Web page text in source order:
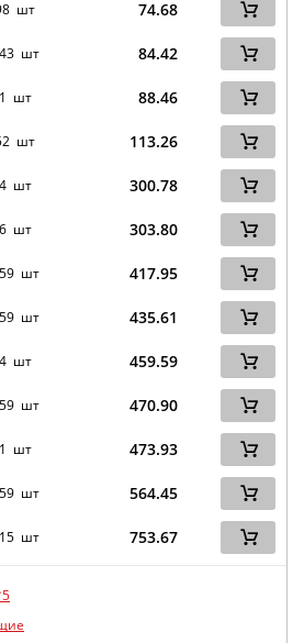
шт 74.68
шт 84.42
1 шт 88.46
шт 113.26
4 шт 300.78
6 шт 303.80
шт 417.95
шт 435.61
4 шт 459.59
шт 470.90
1 шт 473.93
шт 564.45
шт 753.67